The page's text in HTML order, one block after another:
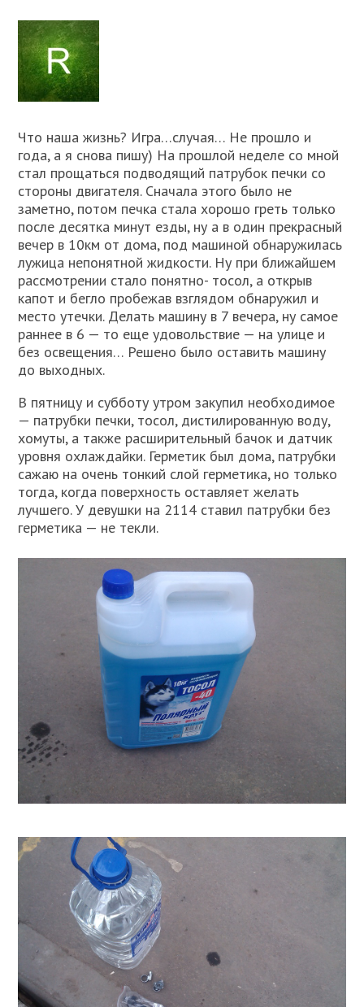
Что наша жизнь? Игра…случая… Не прошло и
года, а я снова пишу) На прошлой неделе со мной
стал прощаться подводящий патрубок печки со
стороны двигателя. Сначала этого было не
заметно, потом печка стала хорошо греть только
после десятка минут езды, ну а в один прекрасный
вечер в 10км от дома, под машиной обнаружилась
лужица непонятной жидкости. Ну при ближайшем
рассмотрении стало понятно- тосол, а открыв
капот и бегло пробежав взглядом обнаружил и
место утечки. Делать машину в 7 вечера, ну самое
раннее в 6 — то еще удовольствие — на улице и
без освещения… Решено было оставить машину
до выходных.
В пятницу и субботу утром закупил необходимое
— патрубки печки, тосол, дистилированную воду,
хомуты, а также расширительный бачок и датчик
уровня охлаждайки. Герметик был дома, патрубки
сажаю на очень тонкий слой герметика, но только
тогда, когда поверхность оставляет желать
лучшего. У девушки на 2114 ставил патрубки без
герметика — не текли.